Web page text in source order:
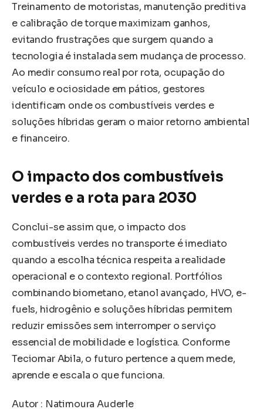
Treinamento de motoristas, manutenção preditiva
e calibração de torque maximizam ganhos,
evitando frustrações que surgem quando a
tecnologia é instalada sem mudança de processo.
Ao medir consumo real por rota, ocupação do
veículo e ociosidade em pátios, gestores
identificam onde os combustíveis verdes e
soluções híbridas geram o maior retorno ambiental
e financeiro.
O impacto dos combustíveis
verdes e a rota para 2030
Conclui-se assim que, o impacto dos
combustíveis verdes no transporte é imediato
quando a escolha técnica respeita a realidade
operacional e o contexto regional. Portfólios
combinando biometano, etanol avançado, HVO, e-
fuels, hidrogênio e soluções híbridas permitem
reduzir emissões sem interromper o serviço
essencial de mobilidade e logística. Conforme
Teciomar Abila, o futuro pertence a quem mede,
aprende e escala o que funciona.
Autor : Natimoura Auderle